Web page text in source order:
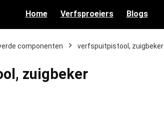
Home Verfsproeiers Blogs
componenten ‎verfspuitpistool, zuigbeker
zuigbeker